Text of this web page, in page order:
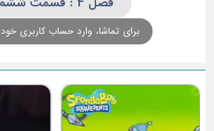
برای تماشا، وارد حساب کاربری